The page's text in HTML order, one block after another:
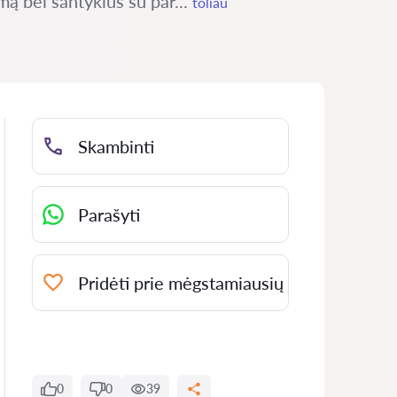
Skambinti
Parašyti
Pridėti prie mėgstamiausių
0 0 39